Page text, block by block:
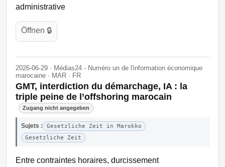
administrative
Öffnen 🔒
2026-06-29 · Médias24 - Numéro un de l'information économique
marocaine · MAR · FR
GMT, interdiction du démarchage, IA : la
triple peine de l’offshoring marocain
Zugang nicht angegeben
Sujets :
Gesetzliche Zeit in Marokko
Gesetzliche Zeit
Entre contraintes horaires, durcissement